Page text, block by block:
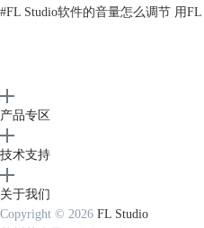
和弦下降八度后级数不变，例如六
#FL Studio软件的音量怎么调节 用
产品专区
技术支持
关于我们
Copyright © 2026 FL Studio